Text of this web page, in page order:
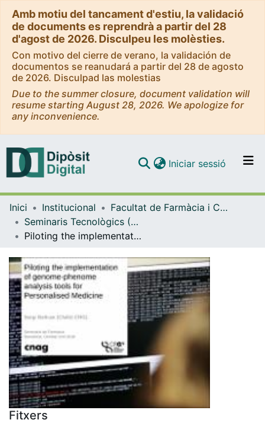
Amb motiu del tancament d'estiu, la validació
de documents es reprendrà a partir del 28
d'agost de 2026. Disculpeu les molèsties.
Con motivo del cierre de verano, la validación de
documentos se reanudará a partir del 28 de agosto
de 2026. Disculpad las molestias
Due to the summer closure, document validation will
resume starting August 28, 2026. We apologize for
any inconvenience.
Navega per tot el DD
Com publicar
Contacte
Iniciar sessió (current)
Inici Institucional
Facultat de Farmàcia i Ciències de l'Alimentació
Seminaris Tecnològics (Facultat de Farmàcia i Ciències de l'Alimentació)
Piloting the implementation of genome-phenome analysis tools for Personalised Medicine (Seminaris Tecnològics 2018)
Fitxers